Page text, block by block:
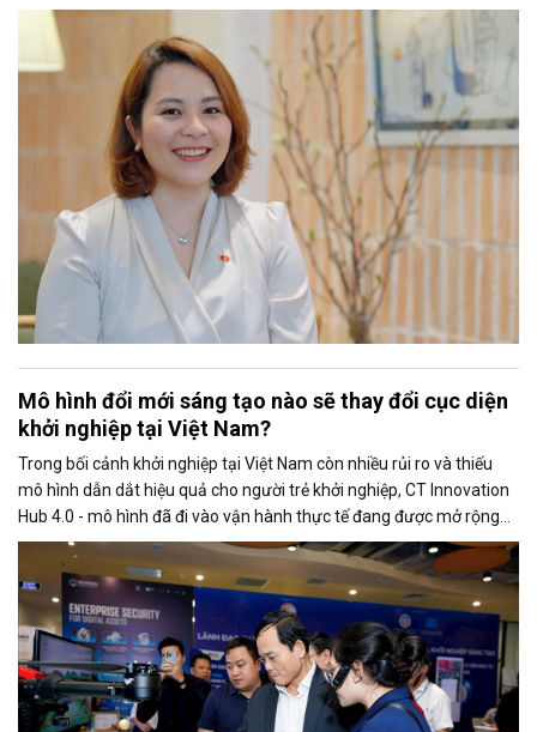
Techcombank.
Mô hình đổi mới sáng tạo nào sẽ thay đổi cục diện
khởi nghiệp tại Việt Nam?
Trong bối cảnh khởi nghiệp tại Việt Nam còn nhiều rủi ro và thiếu
mô hình dẫn dắt hiệu quả cho người trẻ khởi nghiệp, CT Innovation
Hub 4.0 - mô hình đã đi vào vận hành thực tế đang được mở rộng
và có khả năng nhượng quyền trên toàn quốc.